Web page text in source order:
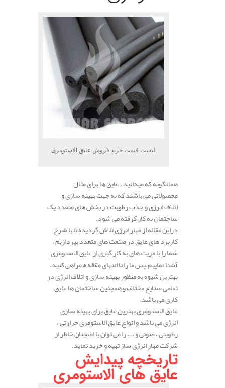
لیست قیمت خرید فروش عایق الاستومری
همانگونه که میدانید ، عایق ها برای مثال
محصولاتی می باشند که به جهت بهینه سازی و
اتلاف انرژی و جذب رطوبت در بخش های متعدد یک
ساختمان به کار گرفته می شود.
در‌این مقاله از مهار انرژی تلاش گردیده تا با شرح
کاربرد های عایق در صنعت های متعدد بپردازیم ،
شما‌ را با مزیت های به کار گیری از عایق الاستومری
آشنا نماییم.پس ما را تا انتهای مقاله همراهی کنید.
بهترین شیوه به منظور بهینه سازی و اتلاف انرژی در
تمامی صنایع مختلف و همچنین ساختمان ها عایق
کاری می باشد.
عایق الاستومری بهترین عایق برای بهینه سازی
انرژی می باشد و انواع عایق الاستومری حرارتی ،
رطوبتی ، صوتی و …. را می توان با اطمینان خاطر از
شرکت مهار انرژی ساز تهیه و خرید نماید.
تاریخچه پیدایش
عایق های الاستومری